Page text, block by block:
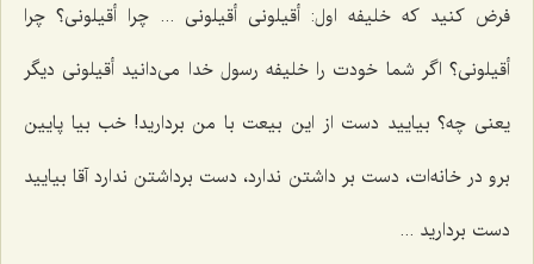
فرض كنید كه خلیفه اول: أقیلونی أقیلونی ... چرا أقیلونی؟ چرا
أقیلونی؟ اگر شما خودت را خلیفه رسول خدا می‌دانید أقیلونی دیگر
یعنی چه؟ بیایید دست از این بیعت با من بردارید! خب بیا پایین
برو در خانه‌ات، دست بر داشتن ندارد، دست برداشتن ندارد آقا بیایید
دست بردارید ...